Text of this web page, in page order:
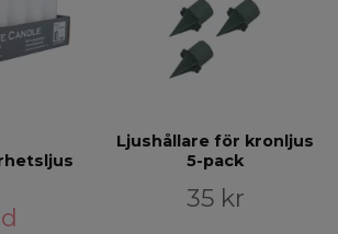
Ljushållare för kronljus
5-pack
35 kr